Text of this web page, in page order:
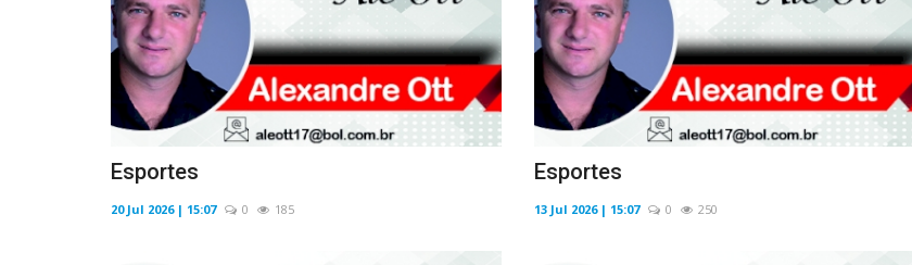
Esportes
20 Jul 2026 | 15:07 0 185
Esportes
13 Jul 2026 | 15:07 0 250